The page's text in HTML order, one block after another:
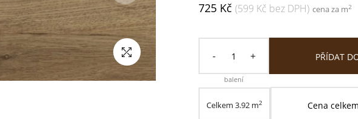
725 Kč (599 Kč bez DPH) cena za m2
- +
balení
PŘÍDAT
Celkem 3.92m2 Cena celkem